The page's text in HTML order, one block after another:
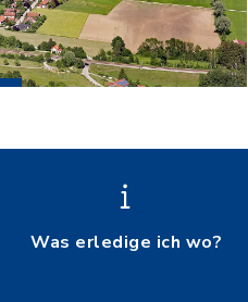
Was erledige ich wo?